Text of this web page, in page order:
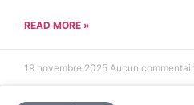
READ MORE »
19 novembre 2025 Aucun